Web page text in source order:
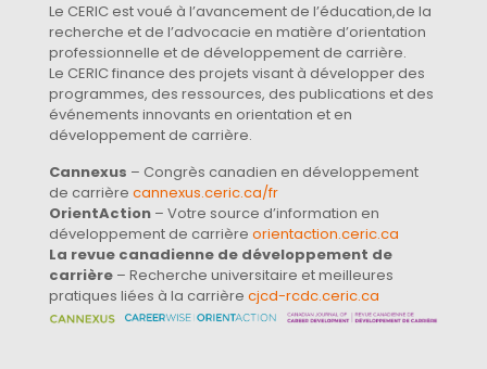
Le CERIC est voué à l’avancement de l’éducation,de la
recherche et de l’advocacie en matière d’orientation
professionnelle et de développement de carrière.
Le CERIC finance des projets visant à développer des
programmes, des ressources, des publications et des
événements innovants en orientation et en
développement de carrière.
Cannexus – Congrès canadien en développement
de carrière cannexus.ceric.ca/fr
OrientAction – Votre source d’information en
développement de carrière orientaction.ceric.ca
La revue canadienne de développement de
carrière – Recherche universitaire et meilleures
pratiques liées à la carrière cjcd-rcdc.ceric.ca